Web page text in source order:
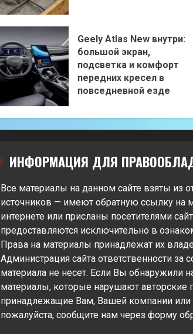
Geely Atlas New внутри:
большой экран,
подсветка и комфорт
передних кресел в
повседневной езде
ИНФОРМАЦИЯ ДЛЯ
Все материалы на данном сайте взяты из
источников — имеют обратную ссылку на
интернете или присланы посетителями
предоставляются исключительно в
Права на материалы принадлежат их
Администрация сайта ответственности за
материала не несет. Если Вы обнаружили
материалы, которые нарушают авторские
принадлежащие Вам, Вашей компании или
пожалуйста, сообщите нам через форму